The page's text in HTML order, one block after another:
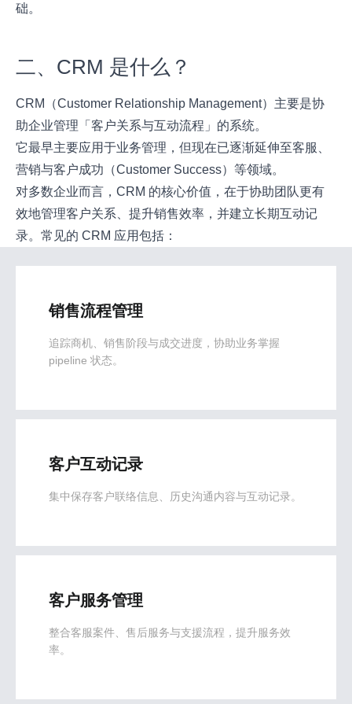
础。
二、CRM 是什么？
CRM（Customer Relationship Management）主要是协
助企业管理「客户关系与互动流程」的系统。
它最早主要应用于业务管理，但现在已逐渐延伸至客服、
营销与客户成功（Customer Success）等领域。
对多数企业而言，CRM 的核心价值，在于协助团队更有
效地管理客户关系、提升销售效率，并建立长期互动记
录。常见的 CRM 应用包括：
销售流程管理
追踪商机、销售阶段与成交进度，协助业务掌握
pipeline 状态。
客户互动记录
集中保存客户联络信息、历史沟通内容与互动记录。
客户服务管理
整合客服案件、售后服务与支援流程，提升服务效
率。